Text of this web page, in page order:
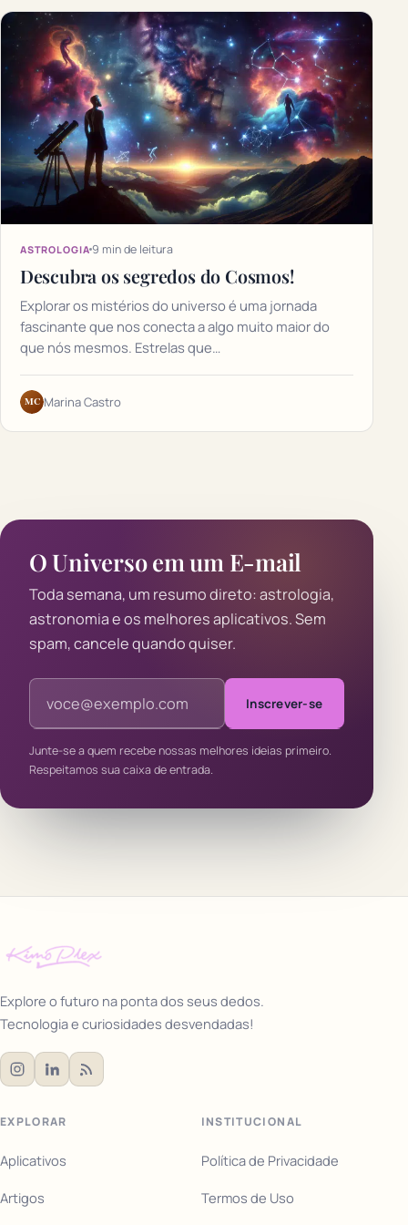
ASTROLOGIA 9 min de leitura
Descubra os segredos do Cosmos!
Explorar os mistérios do universo é uma jornada
fascinante que nos conecta a algo muito maior do
que nós mesmos. Estrelas que…
MC Marina Castro
O Universo em um E-mail
Toda semana, um resumo direto: astrologia,
astronomia e os melhores aplicativos. Sem
spam, cancele quando quiser.
Endereço de e-mail
Inscrever-se
Junte-se a quem recebe nossas melhores ideias primeiro.
Respeitamos sua caixa de entrada.
Explore o futuro na ponta dos seus dedos.
Tecnologia e curiosidades desvendadas!
EXPLORAR
Aplicativos
Artigos
INSTITUCIONAL
Política de Privacidade
Termos de Uso